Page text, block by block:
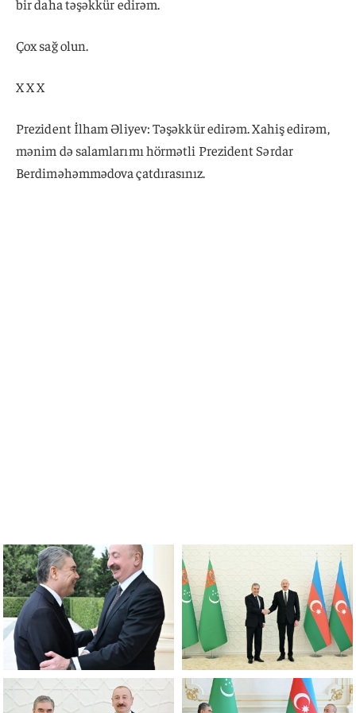
bir daha təşəkkür edirəm.
Çox sağ olun.
X X X
Prezident İlham Əliyev: Təşəkkür edirəm. Xahiş edirəm,
mənim də salamlarımı hörmətli Prezident Sərdar
Berdiməhəmmədova çatdırasınız.